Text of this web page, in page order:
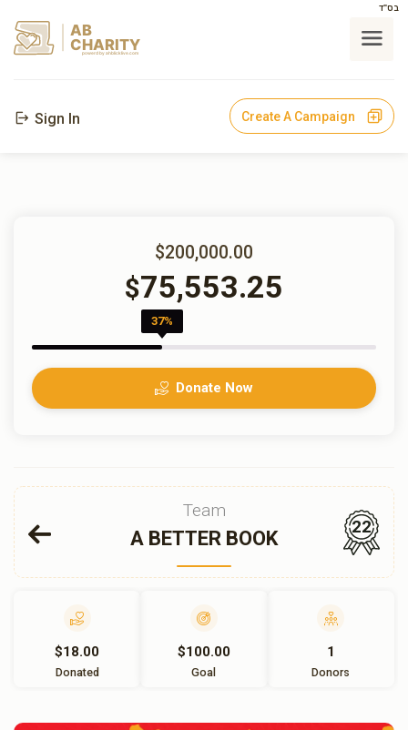
בס"ד
AB
CHARITY
powerd by ahblicklive.com
Sign In Create A Campaign
$200,000.00
$75,553.25
37%
Donate Now
Team
A BETTER BOOK
22
$18.00
Donated
$100.00
Goal
1
Donors